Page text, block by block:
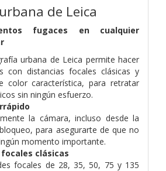
de Leica
fugaces en cualquier
urbana de Leica permite hacer
con distancias focales clásicas y
color característica, para retratar
sin ningún esfuerzo.
la cámara, incluso desde la
para asegurarte de que no
momento importante.
clásicas
focales de 28, 35, 50, 75 y 135